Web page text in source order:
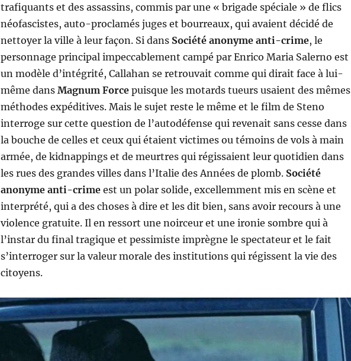
trafiquants et des assassins, commis par une « brigade spéciale » de flics
néofascistes, auto-proclamés juges et bourreaux, qui avaient décidé de
nettoyer la ville à leur façon. Si dans Société anonyme anti-crime, le
personnage principal impeccablement campé par Enrico Maria Salerno est
un modèle d’intégrité, Callahan se retrouvait comme qui dirait face à lui-
même dans Magnum Forcepuisque les motards tueurs usaient des mêmes
méthodes expéditives. Mais le sujet reste le même et le film de Steno
interroge sur cette question de l’autodéfense qui revenait sans cesse dans
la bouche de celles et ceux qui étaient victimes ou témoins de vols à main
armée, de kidnappings et de meurtres qui régissaient leur quotidien dans
les rues des grandes villes dans l’Italie des Années de plomb. Société
anonyme anti-crime est un polar solide, excellemment mis en scène et
interprété, qui a des choses à dire et les dit bien, sans avoir recours à une
violence gratuite. Il en ressort une noirceur et une ironie sombre qui à
l’instar du final tragique et pessimiste imprègne le spectateur et le fait
s’interroger sur la valeur morale des institutions qui régissent la vie des
citoyens.